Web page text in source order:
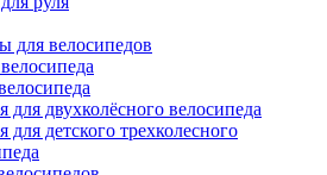
для велосипедов
для двухколёсного велосипеда
для детского трехколесного